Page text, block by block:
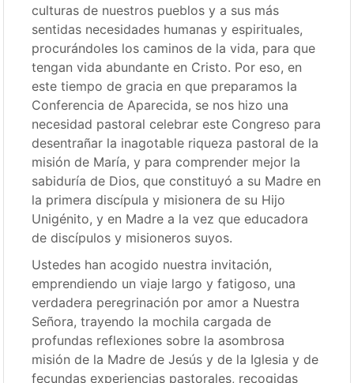
culturas de nuestros pueblos y a sus más
sentidas necesidades humanas y espirituales,
procurándoles los caminos de la vida, para que
tengan vida abundante en Cristo. Por eso, en
este tiempo de gracia en que preparamos la
Conferencia de Aparecida, se nos hizo una
necesidad pastoral celebrar este Congreso para
desentrañar la inagotable riqueza pastoral de la
misión de María, y para comprender mejor la
sabiduría de Dios, que constituyó a su Madre en
la primera discípula y misionera de su Hijo
Unigénito, y en Madre a la vez que educadora
de discípulos y misioneros suyos.
Ustedes han acogido nuestra invitación,
emprendiendo un viaje largo y fatigoso, una
verdadera peregrinación por amor a Nuestra
Señora, trayendo la mochila cargada de
profundas reflexiones sobre la asombrosa
misión de la Madre de Jesús y de la Iglesia y de
fecundas experiencias pastorales, recogidas